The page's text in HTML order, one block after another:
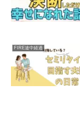
FIRE途中経過